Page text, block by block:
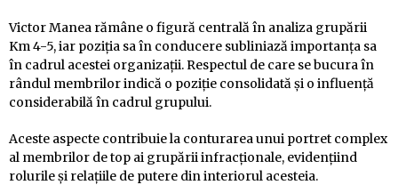
Victor Manea rămâne o figură centrală în analiza grupării
Km 4-5, iar poziția sa în conducere subliniază importanța sa
în cadrul acestei organizații. Respectul de care se bucura în
rândul membrilor indică o poziție consolidată și o influență
considerabilă în cadrul grupului.
Aceste aspecte contribuie la conturarea unui portret complex
al membrilor de top ai grupării infracționale, evidențiind
rolurile și relațiile de putere din interiorul acesteia.